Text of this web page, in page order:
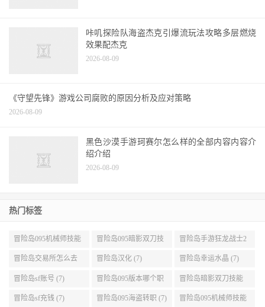
咔叽探险队海盗杰克引爆流玩法攻略多层燃烧
效果配杰克
2026-08-09
《守望先锋》游戏公司腐败的原因分析及应对策略
2026-08-09
黑色沙漠手游珂赛尔怎么样的全部内容内容介
绍介绍
2026-08-09
热门标签
冒险岛095机械师技能
展示 (9)
冒险岛095暗影双刀技
能加点 (9)
冒险岛手游狂龙战士2
转 (9)
冒险岛交易所怎么去
(8)
冒险岛汉化 (7) 冒险岛幸运水晶 (7)
冒险岛sf账号 (7) 冒险岛095版本哪个职
业段数高些 (7)
冒险岛暗影双刀技能
加点095版本 (7)
冒险岛sf充钱 (7) 冒险岛095海盗转职 (7) 冒险岛095机械师技能